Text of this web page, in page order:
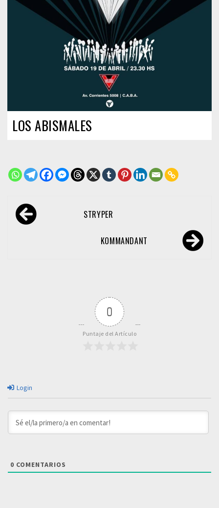
LOS ABISMALES
Navegación
de STRYPER
KOMMANDANT
0
Puntaje del Artículo
Login
0 COMENTARIOS